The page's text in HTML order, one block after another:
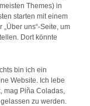
Themes) in
starten mit einem
uns“-Seite, um
Dort könnte
bin ich ein
Website. Ich lebe
mag Piña Coladas,
zu werden.